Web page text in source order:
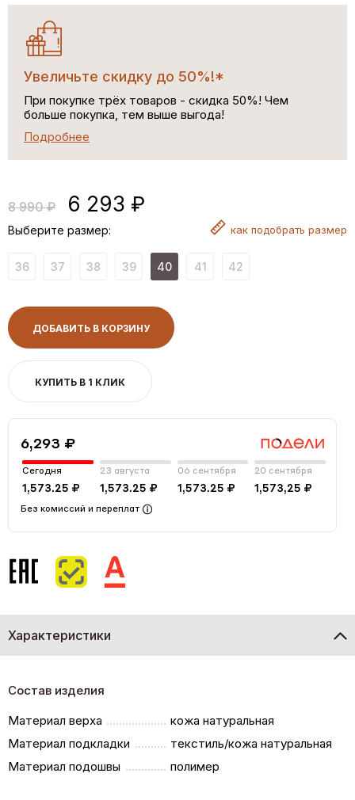
Увеличьте скидку до 50%!*
При покупке трёх товаров - скидка 50%! Чем
больше покупка, тем выше выгода!
Подробнее
8 990 ₽ 6 293 ₽
Выберите размер: как подобрать размер
36 37 38 39 40 41 42
ДОБАВИТЬ В КОРЗИНУ
КУПИТЬ В 1 КЛИК
6,293 ₽
Сегодня
1,573.25 ₽
23 августа
1,573.25 ₽
06 сентября
1,573.25 ₽
20 сентября
1,573,25 ₽
Без комиссий и переплат
Характеристики
Состав изделия
Материал верха
кожа натуральная
Материал подкладки
текстиль/кожа натуральная
Материал подошвы
полимер